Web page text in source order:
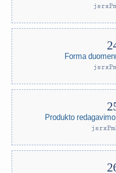
Forma
Produkto